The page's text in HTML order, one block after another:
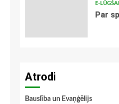
E-
Par
Atrodi
Bauslība un Evaņģēlijs